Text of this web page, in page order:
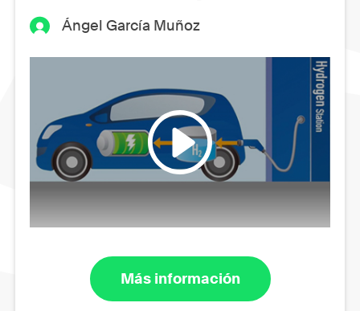
Ángel García Muñoz
Más información